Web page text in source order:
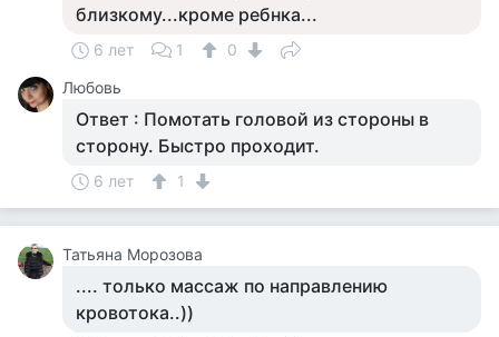
близкому...кроме ребнка...
6 лет 1
0
Любовь
Ответ : Помотать головой из стороны в
сторону. Быстро проходит.
6 лет 1
Татьяна Морозова
.... только массаж по направлению
кровотока..))